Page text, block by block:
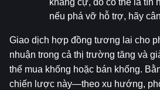
kháng cự, đó có thể là tín
nếu phá vỡ hỗ trợ, hãy
Giao dịch hợp đồng tương lai cho
nhuận trong cả thị trường tăng và
thế mua khống hoặc bán khống.
chiến lược này—theo xu hướng,